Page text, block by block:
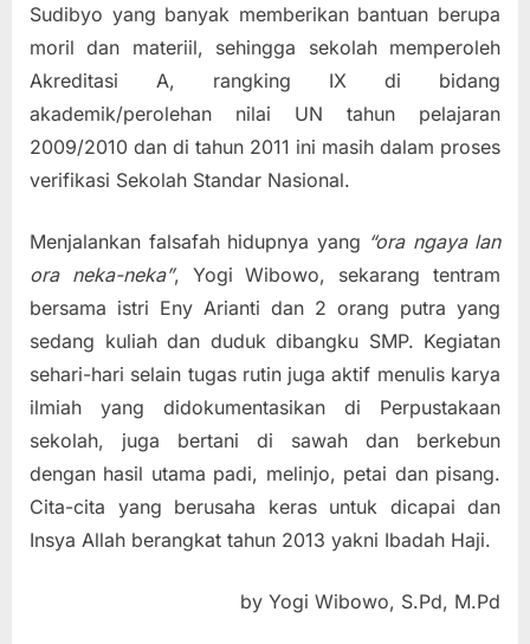
Sudibyo yang banyak memberikan bantuan berupa
moril dan materiil, sehingga sekolah memperoleh
Akreditasi A, rangking IX di bidang
akademik/perolehan nilai UN tahun pelajaran
2009/2010 dan di tahun 2011 ini masih dalam proses
verifikasi Sekolah Standar Nasional.
Menjalankan falsafah hidupnya yang “ora ngaya lan
ora neka-neka”, Yogi Wibowo, sekarang tentram
bersama istri Eny Arianti dan 2 orang putra yang
sedang kuliah dan duduk dibangku SMP. Kegiatan
sehari-hari selain tugas rutin juga aktif menulis karya
ilmiah yang didokumentasikan di Perpustakaan
sekolah, juga bertani di sawah dan berkebun
dengan hasil utama padi, melinjo, petai dan pisang.
Cita-cita yang berusaha keras untuk dicapai dan
Insya Allah berangkat tahun 2013 yakni Ibadah Haji.
by Yogi Wibowo, S.Pd, M.Pd